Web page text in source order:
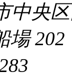
中央
場 202